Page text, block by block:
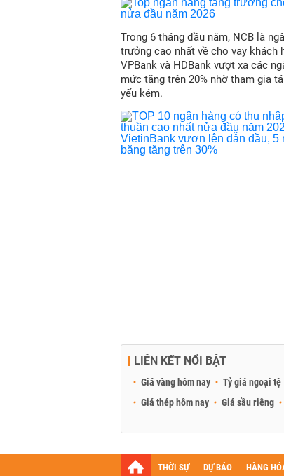
Trong 6 tháng đầu năm, NCB là
trưởng cao nhất về cho vay khách
VPBank và HDBank vượt xa các
mức tăng trên 20% nhờ tham gia
yếu kém.
LIÊN KẾT NỔI BẬT
Giá vàng hôm nay Tỷ giá ngoại tệ
Giá thép hôm nay
Giá sầu riêng
THỜI SỰ DỰ BÁO HÀNG